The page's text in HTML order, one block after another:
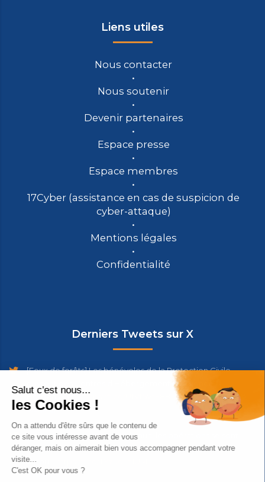
Liens utiles
Nous contacter
Nous soutenir
Devenir partenaires
Espace presse
Espace membres
17Cyber (assistance en cas de suspicion de
cyber-attaque)
Mentions légales
Confidentialité
Derniers Tweets sur X
[Feux de forêts] Les bénévoles de la Protection Civile
ouvrent des Centres d'Hébergement d'Urgence à
Bordeaux et…https://t.co/UtVt5VtE88
9 days ago
#Incendie#GirondeToute la nuit, les opérations se sont
poursuivies dans les 5 nouvelles communes évacuées
autou…
11 days ago